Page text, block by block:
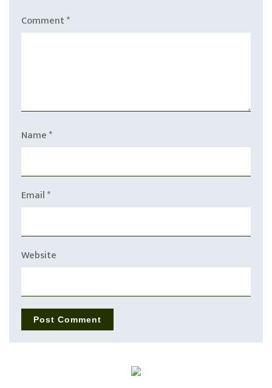
Comment*
Name*
Email*
Website